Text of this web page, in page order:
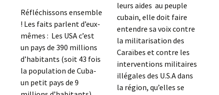
Réfléchissons ensemble
! Les faits parlent d’eux-
mêmes : Les USA c’est
un pays de 390 millions
d’habitants (soit 43 fois
la population de Cuba-
un petit pays de 9
leurs aides au peuple
cubain, elle doit faire
entendre sa voix contre
la militarisation des
Caraïbes et contre les
interventions militaires
illégales des U.S.A dans
la région, qu’elles se